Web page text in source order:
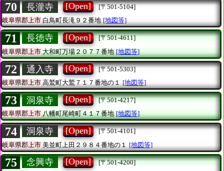
70 長瀧寺 [Open]
[〒501-5104]
岐阜県郡上市白鳥町長滝９２番地 [地図等]
71 長徳寺 [Open]
[〒501-4611]
岐阜県郡上市大和町万場２０７７番地 [地図等]
72 通入寺 [Open]
[〒501-5303]
岐阜県郡上市高鷲町大鷲７１７番地の１ [地図等]
73 洞泉寺 [Open]
[〒501-4217]
岐阜県郡上市八幡町尾崎町４１７番地 [地図等]
74 洞泉寺 [Open]
[〒501-4101]
岐阜県郡上市 美並町上田２９８４番地の１ [地図等]
75 念興寺 [Open]
[〒501-4200]